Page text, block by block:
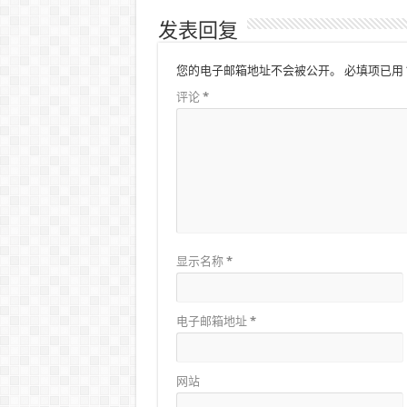
发表回复
您的电子邮箱地址不会被公开。 必填项已用
评论 *
显示名称 *
电子邮箱地址 *
网站